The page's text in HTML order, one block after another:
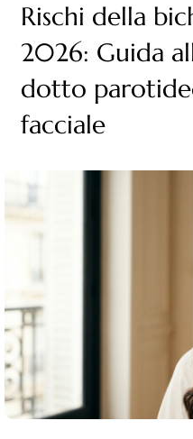
Rischi della
2026: Guida
dotto
facciale